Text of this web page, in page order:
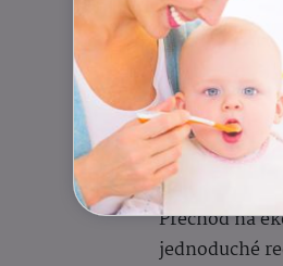
Citronová
šťáva
Dva
Přechod na
jednoduché